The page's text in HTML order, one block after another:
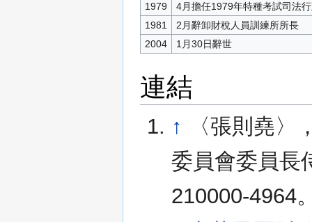
1979
4月擔任1979年特種考試司法
1981
2月辭卸財稅人員訓練所所長
2004
1月30日辭世
連結
↑
〈張則堯
委員會委員長
210000-4964